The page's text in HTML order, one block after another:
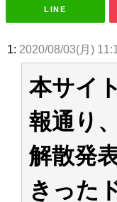
日向坂46まとめのまと
これも素晴らしい
日向坂46まとめのまと
アイドル – ぷぅアンテ
信！【2022.3.22 17:15〜
アイドル – ぷぅアンテ
ぺいとう×いちごみるく×マ
アイドル – ぷぅアンテ
ーン.gif
LINE
1: 2020/08/03(月)
本サイ
報通り
解散発
きった